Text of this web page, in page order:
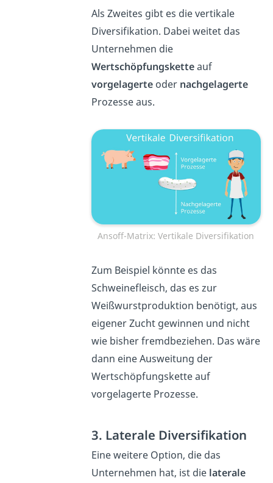
Als Zweites gibt es die vertikale
Diversifikation. Dabei weitet das
Unternehmen die
Wertschöpfungsketteauf
vorgelagerteoder nachgelagerte
Prozesse aus.
Ansoff-Matrix: Vertikale Diversifikation
Zum Beispiel könnte es das
Schweinefleisch, das es zur
Weißwurstproduktion benötigt, aus
eigener Zucht gewinnen und nicht
wie bisher fremdbeziehen. Das wäre
dann eine Ausweitung der
Wertschöpfungskette auf
vorgelagerte Prozesse.
3. Laterale Diversifikation
Eine weitere Option, die das
Unternehmen hat, ist die laterale